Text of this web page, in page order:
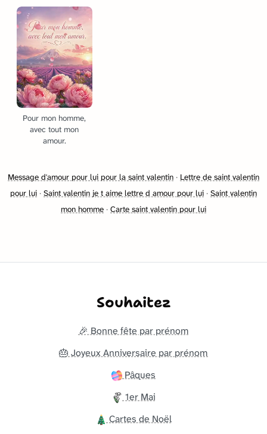
Pour mon homme,
avec tout mon
amour.
Message d'amour pour lui pour la saint valentin · Lettre de saint valentin
pour lui · Saint valentin je t aime lettre d amour pour lui · Saint valentin
mon homme · Carte saint valentin pour lui
Souhaitez
🎉 Bonne fête par prénom
🎂 Joyeux Anniversaire par prénom
Pâques
1er Mai
Cartes de Noël